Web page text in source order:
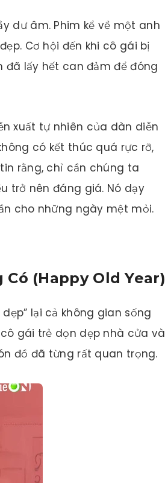
dư âm. Phim kể về một anh
Cơ hội đến khi cô gái bị
lấy hết can đảm để đóng
xuất tự nhiên của dàn diễn
có kết thúc quá rực rỡ,
rằng, chỉ cần chúng ta
trở nên đáng giá. Nó dạy
cho những ngày mệt mỏi.
(Happy Old Year)
lại cả không gian sống
gái trẻ dọn dẹp nhà cửa và
đồ đã từng rất quan trọng.